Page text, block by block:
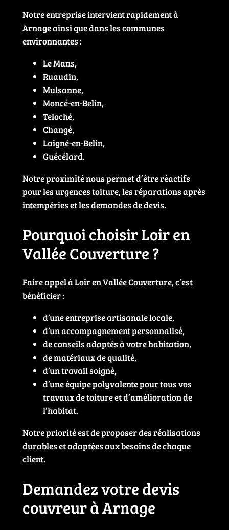
Notre entreprise intervient rapidement à
Arnage ainsi que dans les communes
environnantes :
Le Mans,
Ruaudin,
Mulsanne,
Moncé-en-Belin,
Teloché,
Changé,
Laigné-en-Belin,
Guécélard.
Notre proximité nous permet d’être réactifs
pour les urgences toiture, les réparations après
intempéries et les demandes de devis.
Pourquoi choisir Loir en
Vallée Couverture ?
Faire appel à Loir en Vallée Couverture, c’est
bénéficier :
d’une entreprise artisanale locale,
d’un accompagnement personnalisé,
de conseils adaptés à votre habitation,
de matériaux de qualité,
d’un travail soigné,
d’une équipe polyvalente pour tous vos
travaux de toiture et d’amélioration de
l’habitat.
Notre priorité est de proposer des réalisations
durables et adaptées aux besoins de chaque
client.
Demandez votre devis
couvreur à Arnage